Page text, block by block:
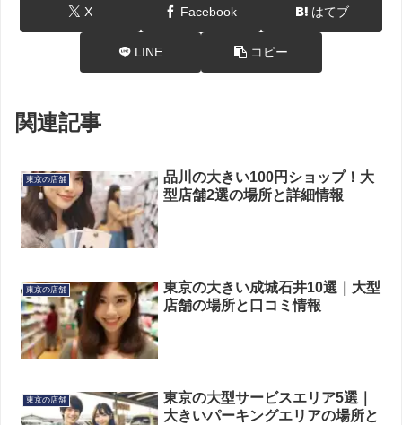
X Facebook はてブ
LINE コピー
関連記事
東京の店舗
品川の大きい100円ショップ！大
型店舗2選の場所と詳細情報
東京の店舗
東京の大きい成城石井10選｜大型
店舗の場所と口コミ情報
東京の店舗
東京の大型サービスエリア5選｜
大きいパーキングエリアの場所と